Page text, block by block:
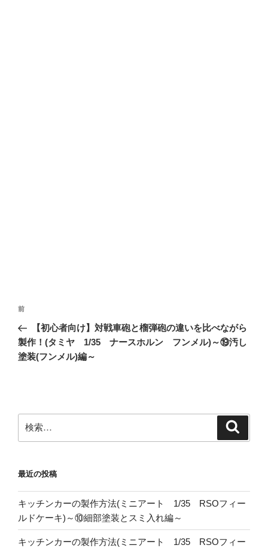
投
ナ
ビ
ョ
前
の
投
稿
前
【初心者向け】対戦車砲と榴弾砲の違いを比べながら
製作！(タミヤ 1/35 ナースホルン フンメル)～⑲汚し
塗装(フンメル)編～
索:
最近の投稿
キッチンカーの製作方法(ミニアート 1/35 RSOフィー
ルドケーキ)～⑩細部塗装とスミ入れ編～
キッチンカーの製作方法(ミニアート 1/35 RSOフィー